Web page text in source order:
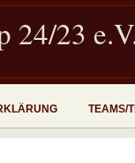
24/23
TEAMS/